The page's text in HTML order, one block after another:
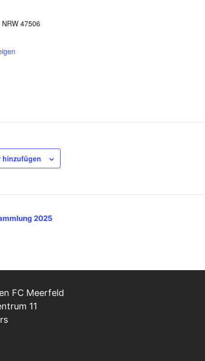
NRW 47506
hinzufügen
2025
FC Meerfeld
11